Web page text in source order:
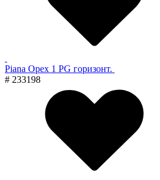
Piana Орех 1 PG горизонт.
# 233198